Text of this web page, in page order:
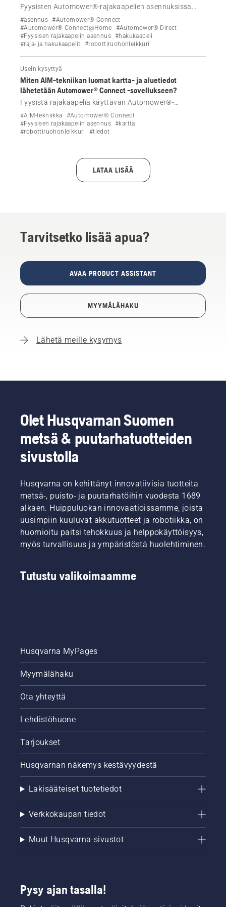
Fyysisten Automower®-rajakaapelien asennuksissa
käytävien leveys säädetään automaattisesti, mutta ne
voidaan määrittää myös manuaalisesti. Lue lisää.
#asennus #Automower® Connect
#Automower® Connect@Home
#Automower® Direct
#Fyysisen rajakaapelin asennus #hakukaapeli
#raja- ja hakukaapelit
#robottiruohonleikkuri
Usein kysyttyä
Miten AIM-tekniikan luomat kartta- ja aluetiedot
lähetetään Automower® Connect -sovellukseen?
Fyysistä rajakaapelia käyttävän Automower®-
robottiruohonleikkurin AIM-teknologiatiedot lähetetään
Automower® Connect -sovellukseen Wi-Fi- tai
mobiiliyhteydellä.
#AIM-tekniikka
#Automower® Connect
#Fyysisen rajakaapelin asennus #kartta
#robottiruohonleikkuri
#tiedot
LATAA LISÄÄ
Tarvitsetko lisää apua?
AVAA PRODUCT ASSISTANT
MYYMÄLÄHAKU
Lähetä meille kysymys
Olet Husqvarnan Suomen
metsä & puutarhatuotteiden
sivustolla
Husqvarna on kehittänyt innovatiivisia tuotteita
metsä-, puisto- ja puutarhatöihin vuodesta 1689
alkaen. Huippuluokan innovaatioissamme, joista
uusimpiin kuuluvat akkutuotteet ja robotiikka, on
huomioitu paitsi tehokkuus ja helppokäyttöisyys,
myös turvallisuus ja ympäristöstä huolehtiminen.
Tutustu valikoimaamme
Husqvarna MyPages
Myymälähaku
Ota yhteyttä
Lehdistöhuone
Tarjoukset
Husqvarnan näkemys kestävyydestä
Lakisääteiset tuotetiedot
Verkkokaupan tiedot
Muut Husqvarna-sivustot
Pysy ajan tasalla!